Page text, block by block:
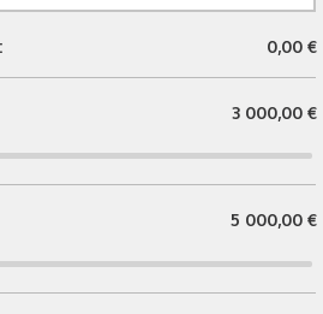
0,00 €
3 000,00 €
5 000,00 €